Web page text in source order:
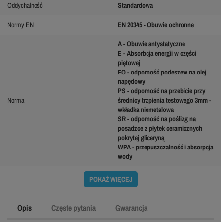
Opis Częste pytania Gwarancja
Oddychalność Standardowa
Normy EN EN 20345 - Obuwie ochronne
Norma
A - Obuwie antystatyczne
E - Absorbcja energii w części
piętowej
FO - odporność podeszew na olej
napędowy
PS - odporność na przebicie przy
średnicy trzpienia testowego 3mm -
wkładka niemetalowa
SR - odporność na poślizg na
posadzce z płytek ceramicznych
pokrytej gliceryną
WPA - przepuszczalność i absorpcja
wody
POKAŻ WIĘCEJ